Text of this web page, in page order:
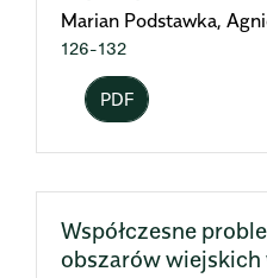
Marian Podstawka,
126-132
PDF
Współczesne
obszarów wiejskich